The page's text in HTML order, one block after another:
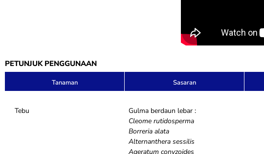
PETUNJUK PENGGUNAAN
Tanaman Sasaran
Tebu
Gulma berdaun lebar :
Cleome rutidosperma
Borreria alata
Alternanthera sessilis
Ageratum conyzoides